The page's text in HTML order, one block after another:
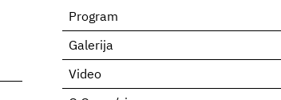
Program
Galerija
Video